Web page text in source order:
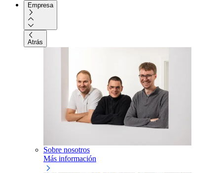
Empresa
Atrás
Sobre nosotros
Más información